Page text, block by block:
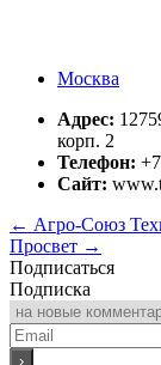
Москва
Адрес:
корп. 2
Телефон:
Сайт:
← Агро-Союз
Просвет →
Подписаться
Подписка